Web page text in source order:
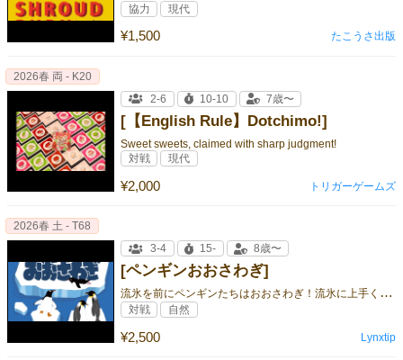
¥1,500
協力 現代
たこうさ出版
[【English Rule】Dotchimo!]
Sweet sweets, claimed with sharp judgment!
¥2,000
2026春 両 - K20
2-6
10-10 7歳〜
対戦 現代
トリガーゲームズ
[ペンギンおおさわぎ]
流
氷を前にペンギンたちはおおさわぎ！流氷に上手くペンギン達を乗せていこう！
¥2,500
2026春 土 - T68
3-4
15- 8歳〜
対戦 自然
Lynxtip